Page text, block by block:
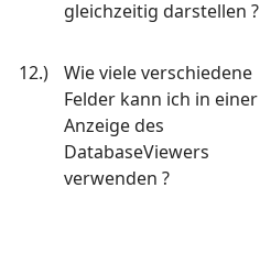
gleichzeitig darstellen ?
12.)
Wie viele verschiedene
Felder kann ich in einer
Anzeige des
DatabaseViewers
verwenden ?